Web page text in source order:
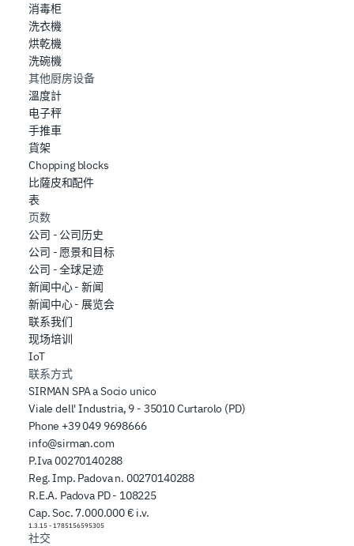
消毒柜
洗衣機
烘乾機
洗碗機
其他厨房设备
溫度計
电子秤
手推車
貨架
Chopping blocks
比薩皮和配件
表
页数
公司 - 公司历史
公司 - 愿景和目标
公司 - 全球足迹
新闻中心 - 新闻
新闻中心 - 展览会
联系我们
现场培训
IoT
联系方式
SIRMAN SPA a Socio unico
Viale dell' Industria, 9 - 35010 Curtarolo (PD)
Phone +39 049 9698666
info@sirman.com
P.Iva 00270140288
Reg. Imp. Padova n. 00270140288
R.E.A. Padova PD - 108225
Cap. Soc. 7.000.000 € i.v.
1.3.15 - 1785156595305
社交